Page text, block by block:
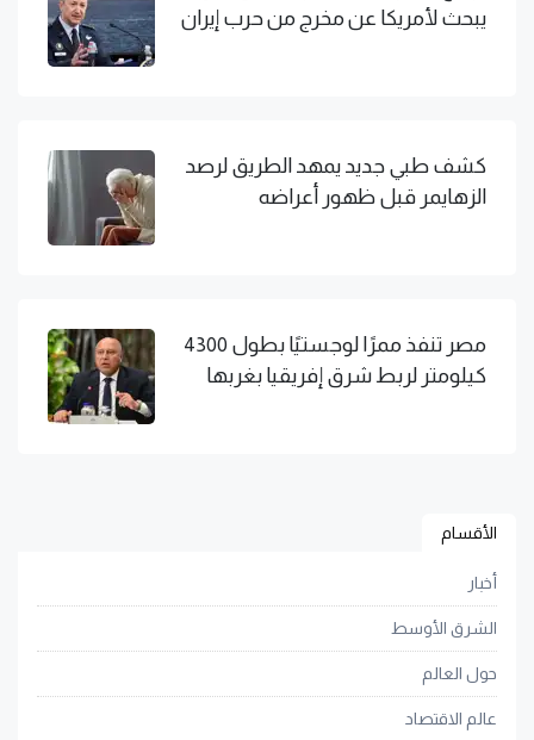
يبحث لأمريكا عن مخرج من حرب إيران
كشف طبي جديد يمهد الطريق لرصد
الزهايمر قبل ظهور أعراضه
مصر تنفذ ممرًا لوجستيًا بطول 4300
كيلومتر لربط شرق إفريقيا بغربها
الأقسام
أخبار
الشرق الأوسط
حول العالم
عالم الاقتصاد